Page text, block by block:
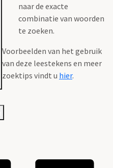
naar de exacte
combinatie van woorden
te zoeken.
Voorbeelden van het gebruik
van deze leestekens en meer
zoektips vindt u hier.